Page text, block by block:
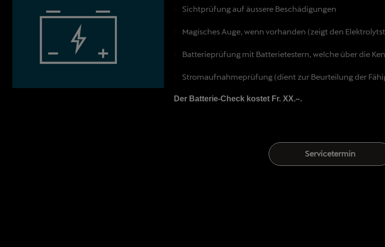
Sichtprüfung auf äussere Beschädigungen
Magisches Auge, wenn vorhanden (zeigt den
Batterieprüfung mit Batterietestern, welche über die
Stromaufnahmeprüfung (dient zur Beurteilung der
Der Batterie-Check kostet Fr. XX.–.
Servicetermin